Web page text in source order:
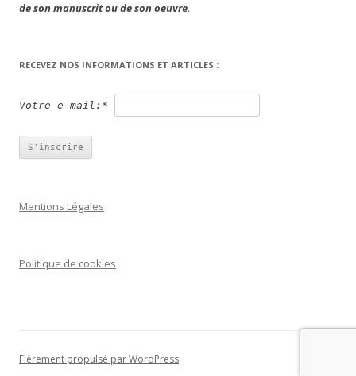
de son manuscrit ou de son oeuvre.
RECEVEZ NOS INFORMATIONS ET ARTICLES :
Votre e-mail:*
Mentions Légales
Politique de cookies
Fièrement propulsé par WordPress